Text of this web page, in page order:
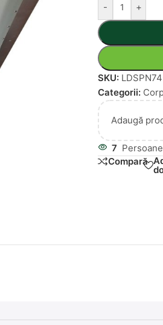
- +
SKU:
Categorii:
Adaugă
7
Compară